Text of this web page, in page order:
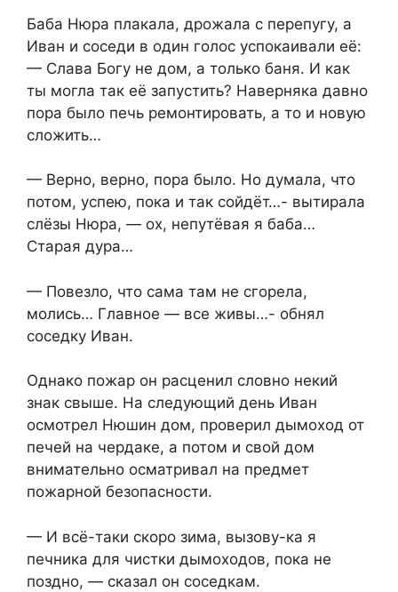
Баба Нюра плакала, дрожала с перепугу, а
Иван и соседи в один голос успокаивали её:
— Слава Богу не дом, а только баня. И как
ты могла так её запустить? Наверняка давно
пора было печь ремонтировать, а то и новую
сложить…
— Верно, верно, пора было. Но думала, что
потом, успею, пока и так сойдёт…- вытирала
слёзы Нюра, — ох, непутёвая я баба…
Старая дура…
— Повезло, что сама там не сгорела,
молись… Главное — все живы…- обнял
соседку Иван.
Однако пожар он расценил словно некий
знак свыше. На следующий день Иван
осмотрел Нюшин дом, проверил дымоход от
печей на чердаке, а потом и свой дом
внимательно осматривал на предмет
пожарной безопасности.
— И всё-таки скоро зима, вызову-ка я
печника для чистки дымоходов, пока не
поздно, — сказал он соседкам.